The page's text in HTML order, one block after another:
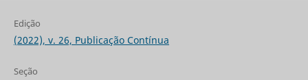
Edição
(2022), v. 26, Publicação Contínua
Seção